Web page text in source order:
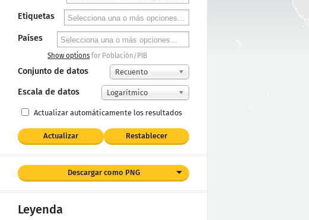
Etiquetas
Países
Show options for Población/PIB
Conjunto de datos Recuento
Escala de datos Logarítmico
Actualizar automáticamente los resultados
Actualizar Restablecer
Descargar como PNG
Leyenda